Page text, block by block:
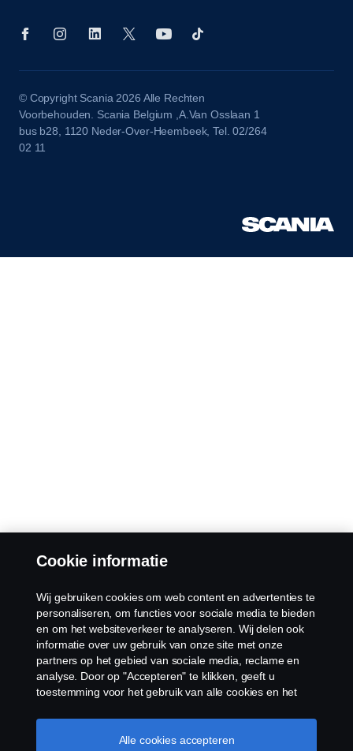
© Copyright Scania 2026 Alle Rechten
Voorbehouden. Scania Belgium ,A.Van Osslaan 1
bus b28, 1120 Neder-Over-Heembeek, Tel. 02/264
02 11
Cookie informatie
Wij gebruiken cookies om web content en advertenties te
personaliseren, om functies voor sociale media te bieden
en om het websiteverkeer te analyseren. Wij delen ook
informatie over uw gebruik van onze site met onze
partners op het gebied van sociale media, reclame en
analyse. Door op "Accepteren" te klikken, geeft u
toestemming voor het gebruik van alle cookies en het
door op "Cookie Instellingen" te klikken en de
categorieën te selecteren die u wilt accepteren. Voor een
Alle cookies accepteren